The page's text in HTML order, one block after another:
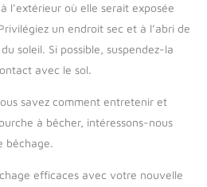
l’extérieur où elle serait exposée
un endroit sec et à l’abri de
soleil. Si possible, suspendez-la
avec le sol.
savez comment entretenir et
à bêcher, intéressons-nous
bêchage.
efficaces avec votre nouvelle